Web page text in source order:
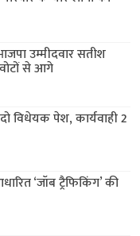
उम्मीदवार सतीश
से आगे
विधेयक पेश, कार्यवाही 2
‘जॉब ट्रैफिकिंग’ की